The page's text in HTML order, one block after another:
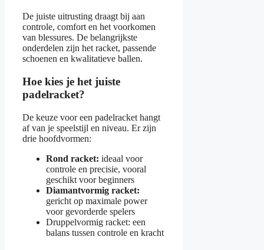
De juiste uitrusting draagt bij aan
controle, comfort en het voorkomen
van blessures. De belangrijkste
onderdelen zijn het racket, passende
schoenen en kwalitatieve ballen.
Hoe kies je het juiste
padelracket?
De keuze voor een padelracket hangt
af van je speelstijl en niveau. Er zijn
drie hoofdvormen:
Rond racket: ideaal voor
controle en precisie, vooral
geschikt voor beginners
Diamantvormig racket:
gericht op maximale power
voor gevorderde spelers
Druppelvormig racket: een
balans tussen controle en kracht